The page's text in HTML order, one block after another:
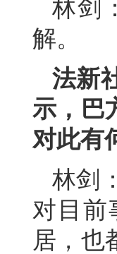
林剑
解。
法新
示，巴
对此有
林剑
对目前
居，也